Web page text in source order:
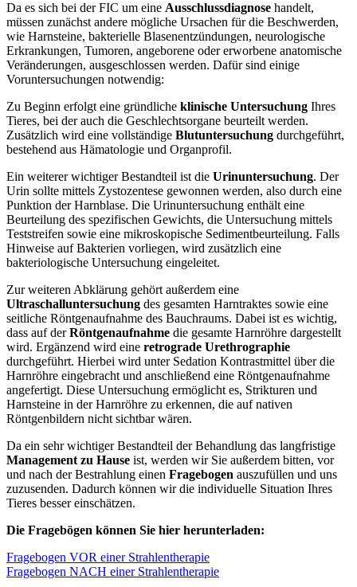
Da es sich bei der FIC um eine Ausschlussdiagnose handelt,
müssen zunächst andere mögliche Ursachen für die Beschwerden,
wie Harnsteine, bakterielle Blasenentzündungen, neurologische
Erkrankungen, Tumoren, angeborene oder erworbene anatomische
Veränderungen, ausgeschlossen werden. Dafür sind einige
Voruntersuchungen notwendig:
Zu Beginn erfolgt eine gründliche klinische Untersuchung Ihres
Tieres, bei der auch die Geschlechtsorgane beurteilt werden.
Zusätzlich wird eine vollständige Blutuntersuchung durchgeführt,
bestehend aus Hämatologie und Organprofil.
Ein weiterer wichtiger Bestandteil ist die Urinuntersuchung. Der
Urin sollte mittels Zystozentese gewonnen werden, also durch eine
Punktion der Harnblase. Die Urinuntersuchung enthält eine
Beurteilung des spezifischen Gewichts, die Untersuchung mittels
Teststreifen sowie eine mikroskopische Sedimentbeurteilung. Falls
Hinweise auf Bakterien vorliegen, wird zusätzlich eine
bakteriologische Untersuchung eingeleitet.
Zur weiteren Abklärung gehört außerdem eine
Ultraschalluntersuchung des gesamten Harntraktes sowie eine
seitliche Röntgenaufnahme des Bauchraums. Dabei ist es wichtig,
dass auf derRöntgenaufnahme die gesamte Harnröhre dargestellt
wird. Ergänzend wird eine retrograde Urethrographie
durchgeführt. Hierbei wird unter Sedation Kontrastmittel über die
Harnröhre eingebracht und anschließend eine Röntgenaufnahme
angefertigt. Diese Untersuchung ermöglicht es, Strikturen und
Harnsteine in der Harnröhre zu erkennen, die auf nativen
Röntgenbildern nicht sichtbar wären.
Da ein sehr wichtiger Bestandteil der Behandlung das langfristige
Management zu Hause ist, werden wir Sie außerdem bitten, vor
und nach der Bestrahlung einen Fragebogen auszufüllen und uns
zuzusenden. Dadurch können wir die individuelle Situation Ihres
Tieres besser einschätzen.
Die Fragebögen können Sie hier herunterladen:
Fragebogen VOR einer Strahlentherapie
Fragebogen NACH einer Strahlentherapie